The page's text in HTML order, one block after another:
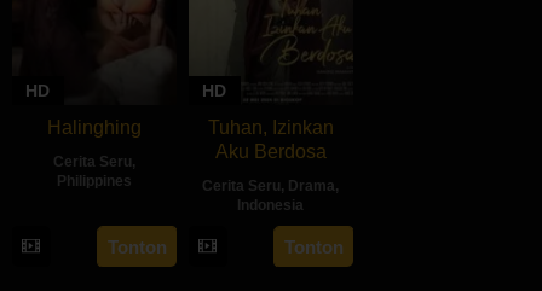
HD
Halinghing
Cerita Seru,
Philippines
18
Oct
2024
Jaque
Carlos
Tonton
HD
Tuhan, Izinkan
Aku Berdosa
Cerita Seru, Drama,
Indonesia
22
May
Feyhero
Tonton